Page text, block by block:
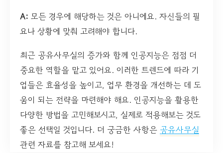
A: 모든 경우에 해당하는 것은 아니에요. 자신들의 필
요나 상황에 맞춰 고려해야 합니다.
최근 공유사무실의 증가와 함께 인공지능은 점점 더
중요한 역할을 맡고 있어요. 이러한 트렌드에 따라 기
업들은 효율성을 높이고, 업무 환경을 개선하는 데 도
움이 되는 전략을 마련해야 해요. 인공지능을 활용한
다양한 방법을 고민해보시고, 실제로 적용해보는 것도
좋은 선택일 것입니다. 더 궁금한 사항은 공유사무실
관련 자료를 참고해 보세요!